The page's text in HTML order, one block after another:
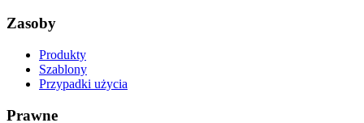
Zasoby
Produkty
Szablony
Przypadki użycia
Prawne